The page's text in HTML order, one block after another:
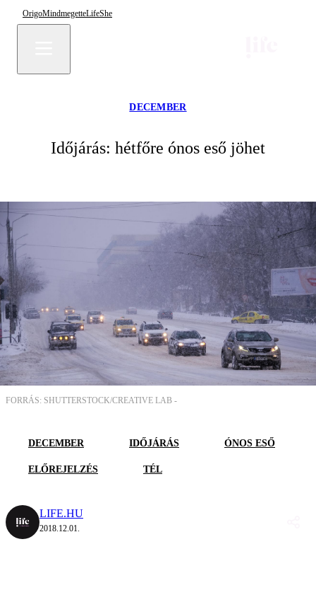
OrigoMindmegetteLifeShe
DECEMBER
Időjárás: hétfőre ónos eső jöhet
FORRÁS: SHUTTERSTOCK/CREATIVE LAB -
DECEMBER IDŐJÁRÁS ÓNOS ESŐ
ELŐREJELZÉS TÉL
LIFE.HU
2018.12.01.